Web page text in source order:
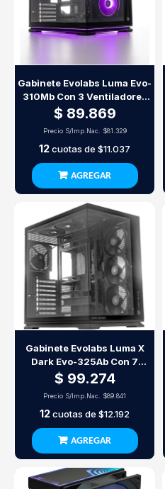
Gabinete Evolabs Luma Evo-
310Mb Con 3 Ventiladores
Argb
$ 89.869
Precio S/Imp.Nac. $81.329
12cuotas de $11.037
AGREGAR
Gabinete Evolabs Luma X
Dark Evo-325Ab Con 7
Ventiladores Argb
$ 99.274
Precio S/Imp.Nac. $89.841
12cuotas de $12.192
AGREGAR